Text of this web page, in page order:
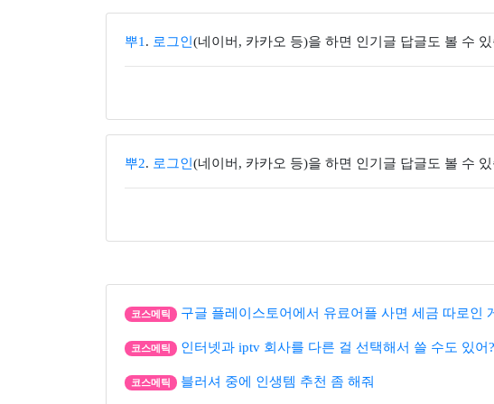
뿌1 . 로그인 (네이버, 카카오 등)을 하면 인기글 답글도 볼 수
뿌2. 로그인 (네이버, 카카오 등)을 하면 인기글 답글도 볼 수
코스메틱 구글 플레이스토어에서 유료어플 사면 세금 따로인
코스메틱 인터넷과 iptv 회사를 다른 걸 선택해서 쓸 수도 있어?
코스메틱 블러셔 중에 인생템 추천 좀 해줘